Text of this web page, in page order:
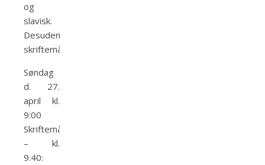
og
slavisk.
Desuden
skriftemål.
Søndag
d. 27.
april kl.
9:00
Skriftemål
– kl.
9.40: